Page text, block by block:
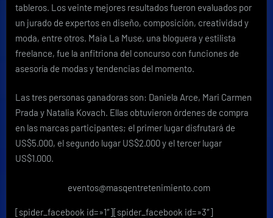
tableros. Los veinte mejores resultados fueron evaluados por
un jurado de expertos en diseño, composición, creatividad y
moda, entre otros. Maia La Muse, una bloguera y estilista
freelance, fue la anfitriona del concurso con funciones de
asesoría de modas y tendencias del momento.
Las tres personas ganadoras son: Daniela Arce, Mari Carmen
Prada y Natalia Kovach. Ellas obtuvieron órdenes de compra
en las marcas participantes; el primer lugar disfrutará de
US$5.000, el segundo lugar US$2.000 y el tercer lugar
US$1.000.
eventos@masqentretenimiento.com
[spider_facebook id=»1″][spider_facebook id=»3″]